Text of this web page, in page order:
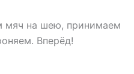
мяч на шею, принимаем
Вперёд!